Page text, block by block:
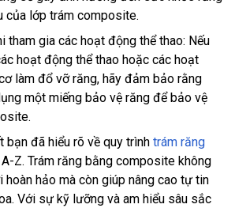
của lớp trám composite.
tham gia các hoạt động thể thao: Nếu
hoạt động thể thao hoặc các hoạt
làm đổ vỡ răng, hãy đảm bảo rằng
một miếng bảo vệ răng để bảo vệ
bạn đã hiểu rõ về quy trình trám răng
Z. Trám răng bằng composite không
hảo mà còn giúp nâng cao tự tin
Với sự kỹ lưỡng và am hiểu sâu sắc